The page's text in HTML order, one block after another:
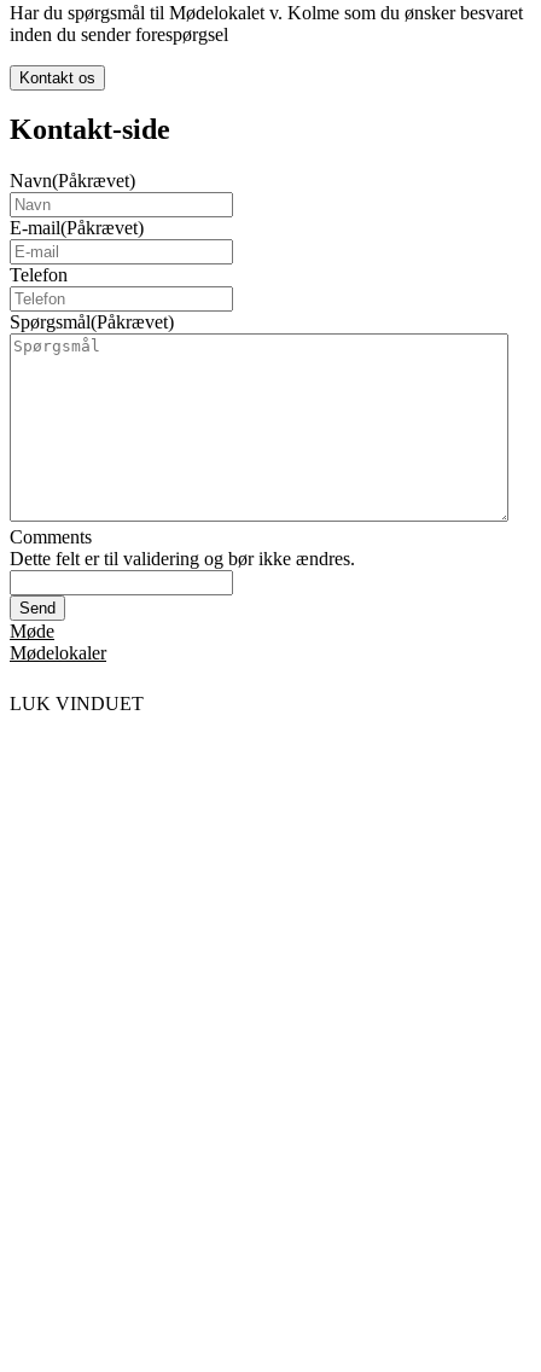
Har du spørgsmål til Mødelokalet v. Kolme som du ønsker besvaret
inden du sender forespørgsel
Kontakt os
Kontakt-side
Navn(Påkrævet)
E-mail(Påkrævet)
Telefon
Spørgsmål(Påkrævet)
Comments
Dette felt er til validering og bør ikke ændres.
Møde
Mødelokaler
LUK VINDUET